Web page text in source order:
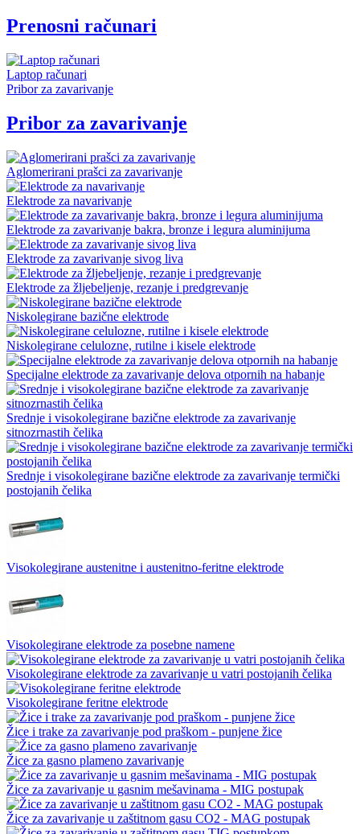
Prenosni računari
Laptop računari
Pribor za zavarivanje
Pribor za zavarivanje
Aglomerirani prašci za zavarivanje
Elektrode za navarivanje
Elektrode za zavarivanje bakra, bronze i legura aluminijuma
Elektrode za zavarivanje sivog liva
Elektrode za žljebeljenje, rezanje i predgrevanje
Niskolegirane bazične elektrode
Niskolegirane celulozne, rutilne i kisele elektrode
Specijalne elektrode za zavarivanje delova otpornih na habanje
Srednje i visokolegirane bazične elektrode za zavarivanje
sitnozrnastih čelika
Srednje i visokolegirane bazične elektrode za zavarivanje termički
postojanih čelika
Visokolegirane austenitne i austenitno-feritne elektrode
Visokolegirane elektrode za posebne namene
Visokolegirane elektrode za zavarivanje u vatri postojanih čelika
Visokolegirane feritne elektrode
Žice i trake za zavarivanje pod praškom - punjene žice
Žice za gasno plameno zavarivanje
Žice za zavarivanje u gasnim mešavinama - MIG postupak
Žice za zavarivanje u zaštitnom gasu CO2 - MAG postupak